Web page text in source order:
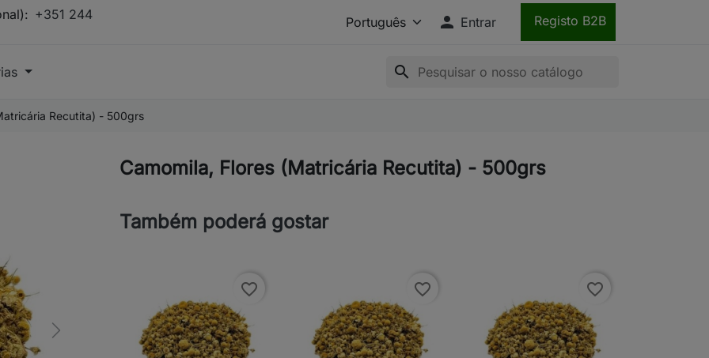
+351 244
 Entrar Registo B2B
search
Recutita) - 500grs
Next
Camomila, Flores (Matricária Recutita) - 500grs
Também poderá gostar
favorite_border favorite_border favorite_border